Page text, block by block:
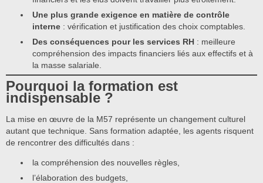
Une plus grande exigence en matière de contrôle
interne : vérification et justification des choix comptables.
Des conséquences pour les services RH : meilleure
compréhension des impacts financiers liés aux effectifs et à
la masse salariale.
Pourquoi la formation est
indispensable ?
La mise en œuvre de la M57 représente un changement culturel
autant que technique. Sans formation adaptée, les agents risquent
de rencontrer des difficultés dans :
la compréhension des nouvelles règles,
l’élaboration des budgets,